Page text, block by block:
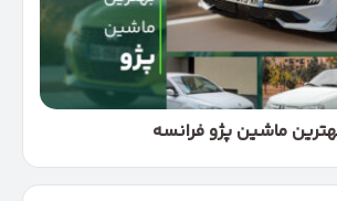
ماشین پژو فرانسه